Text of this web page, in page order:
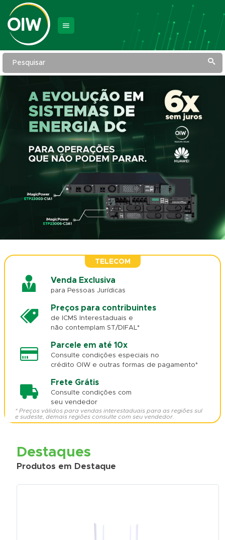
Pesquisar
TELECOM
Venda Exclusiva
para Pessoas Jurídicas
Preços para contribuintes
de ICMS Interestaduais e
não contemplam ST/DIFAL*
Parcele em até 10x
Consulte condições especiais no
crédito OIW e outras formas de pagamento*
Frete Grátis
Consulte condições com
seu vendedor
* Preços válidos para vendas interestaduais para as regiões sul
e sudeste, demais regiões consulte com seu vendedor.
Destaques
Produtos em Destaque